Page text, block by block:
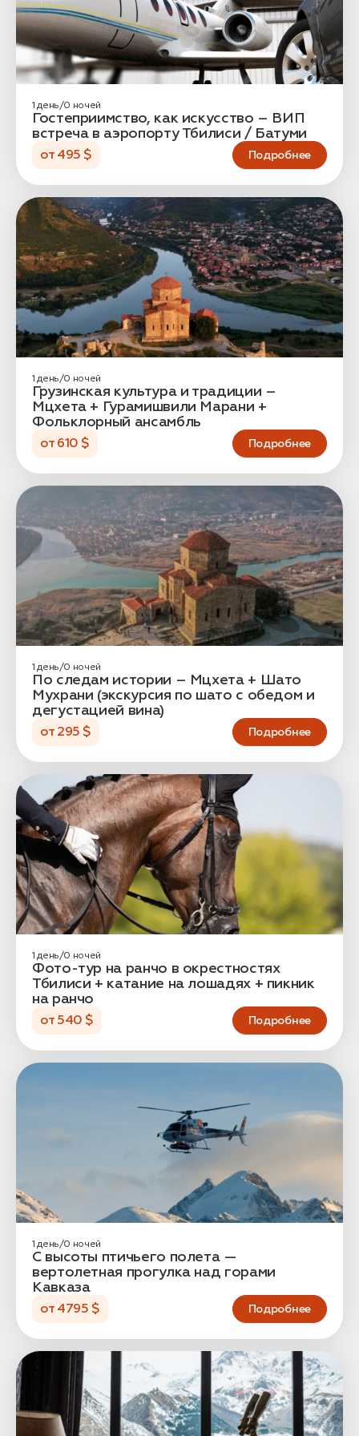
1 день/0 ночей
Гостеприимство, как искусство – ВИП
встреча в аэропорту Тбилиси / Батуми
от 495 $ Подробнее
1 день/0 ночей
Грузинская культура и традиции –
Мцхета + Гурамишвили Марани +
Фольклорный ансамбль
от 610 $ Подробнее
1 день/0 ночей
По следам истории – Мцхета + Шато
Мухрани (экскурсия по шато с обедом и
дегустацией вина)
от 295 $ Подробнее
1 день/0 ночей
Фото-тур на ранчо в окрестностях
Тбилиси + катание на лошадях + пикник
на ранчо
от 540 $ Подробнее
1 день/0 ночей
С высоты птичьего полета —
вертолетная прогулка над горами
Кавказа
от 4795 $ Подробнее
Дата:0
Кол-во человек:0
Оставить заявку
Нажимая на кнопку, вы соглашаетесь с условиями
Политики конфиденциальности
1. Выберите нужный автомобиль
2. Заполните форму
Заказать трансфер
Нажимая на кнопку, вы соглашаетесь с условиями
Политики конфиденциальности
Заявка успешно
отправлена!